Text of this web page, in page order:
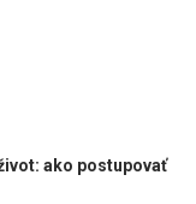
ako postupovať